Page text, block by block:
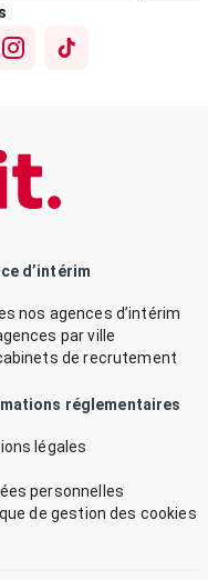
d’intérim
nos agences d’intérim
par ville
de recrutement
réglementaires
légales
personnelles
de gestion des cookies